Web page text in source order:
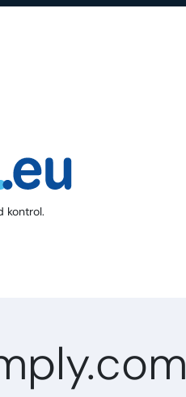
kontrol.